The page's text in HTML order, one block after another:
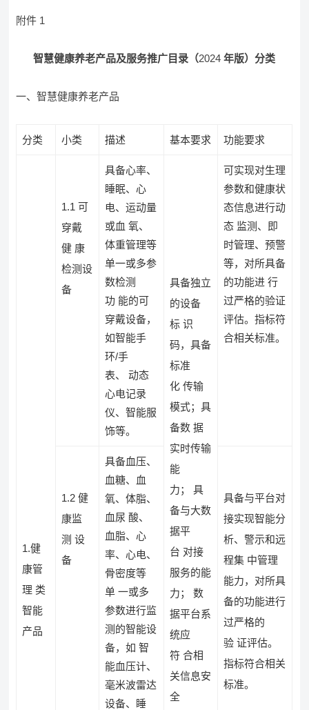
附件 1
智慧健康养老产品及服务推广目录（2024年版）分类
一、智慧健康养老产品
分类 小类 描述 基本要求 功能要求
1.健
康管
理 类
智能
产品
1.1 可
穿戴
健 康
检测设
备
具备心率、
睡眠、心
电、运动量
或血 氧、
体重管理等
单一或多参
数检测
功 能的可
穿戴设备，
如智能手
环/手
表、 动态
心电记录
仪、智能服
饰等。
具备独立
的设备
标 识
码，具备
标准
化 传输
模式；具
备数 据
实时传输
能
力； 具
备与大数
据平
台 对接
服务的能
力； 数
据平台系
统应
符 合相
关信息安
全
可实现对生理
参数和健康状
态信息进行动
态 监测、即
时管理、预警
等，对所具备
的功能进 行
过严格的验证
评估。指标符
合相关标准。
1.2 健
康监
测 设
备
具备血压、
血糖、血
氧、体脂、
血尿 酸、
血脂、心
率、心电、
骨密度等
单 一或多
参数进行监
测的智能设
备，如 智
能血压计、
毫米波雷达
设备、睡
具备与平台对
接实现智能分
析、警示和远
程集 中管理
能力，对所具
备的功能进行
过严格的
验 证评估。
指标符合相关
标准。